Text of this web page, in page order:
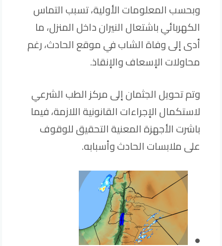
وبحسب المعلومات الأولية، تسبب التماس
الكهربائي باشتعال النيران داخل المنزل، ما
أدى إلى وفاة الشاب في موقع الحادث، رغم
محاولات الإسعاف والإنقاذ.
وتم تحويل الجثمان إلى مركز الطب الشرعي
لاستكمال الإجراءات القانونية اللازمة، فيما
باشرت الأجهزة المعنية التحقيق للوقوف
على ملابسات الحادث وأسبابه.